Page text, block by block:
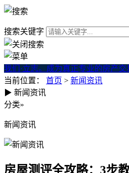
搜索关键字
我们·立志。成为真正专业的房产交
当前位置： 首页 > 新闻资讯
房屋测评全攻略
▶ 新闻资讯
分类»
新闻资讯
房屋测评全攻略：3步